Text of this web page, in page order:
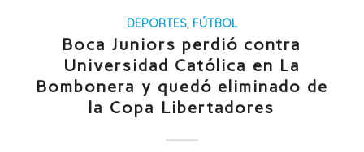
DEPORTES, FÚTBOL
Boca Juniors perdió contra
Universidad Católica en La
Bombonera y quedó eliminado de
la Copa Libertadores